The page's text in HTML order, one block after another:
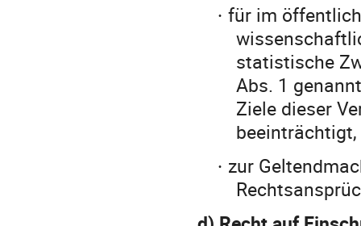
· für im
statistische
Abs. 1
Ziele dieser
· zur